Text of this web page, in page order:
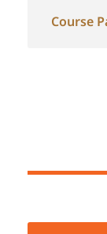
Course